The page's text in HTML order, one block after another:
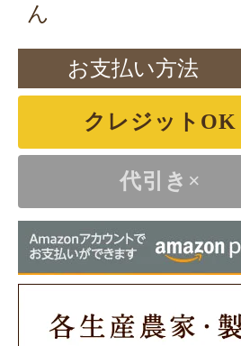
ん
お支払い方法
クレジットOK
代引き×